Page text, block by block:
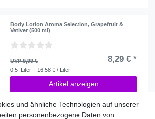
Body Lotion Aroma Selection, Grapefruit &
Vetiver (500 ml)
UVP 9,99 € 8,29 € *
0.5 Liter | 16,58 € / Liter
Artikel anzeigen
und ähnliche Technologien auf unserer
personenbezogene Daten von